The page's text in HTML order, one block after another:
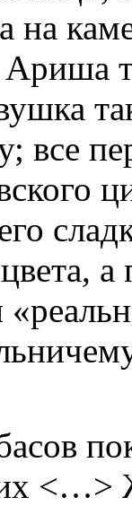
на
Ариша
все
<…>